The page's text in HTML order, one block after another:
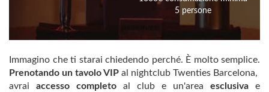
5 persone
Immagino che ti starai chiedendo perché. È molto semplice.
Prenotando un tavolo VIP al nightclub Twenties Barcelona, ​​
avrai accesso completo al club e un'area esclusiva e